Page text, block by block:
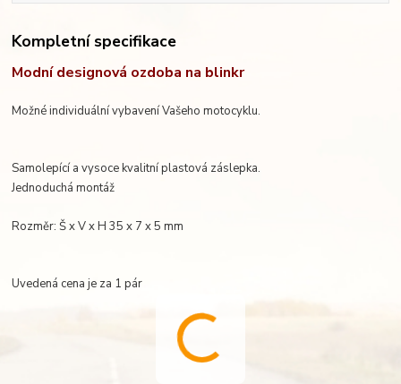
Kompletní specifikace
Modní designová ozdoba na blinkr
Možné individuální vybavení Vašeho motocyklu.
Samolepící a vysoce kvalitní plastová záslepka.
Jednoduchá montáž
Rozměr: Š x V x H 35 x 7 x 5 mm
Uvedená cena je za 1 pár